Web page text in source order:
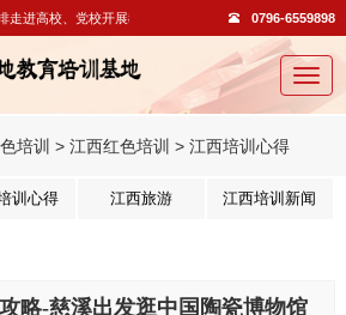
校、党校开展教学活动。 0796-6559898
切
换
培训 > 江西红色培训 > 江西培训心得
训心得 江西旅游 江西培训新闻
略-慈溪出发逛中国陶瓷博物馆